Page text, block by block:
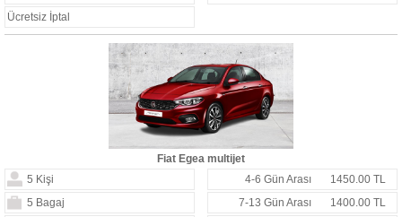
Ücretsiz İptal
Fiat Egea multijet
5 Kişi
4-6 Gün Arası
1450.00 TL
5 Bagaj
7-13 Gün Arası
1400.00 TL